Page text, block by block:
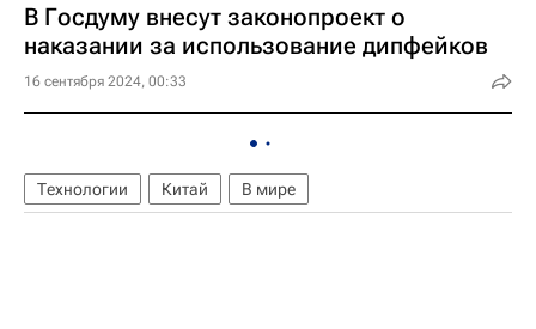
В Госдуму внесут законопроект о
наказании за использование дипфейков
16 сентября 2024, 00:33
Технологии Китай В мире